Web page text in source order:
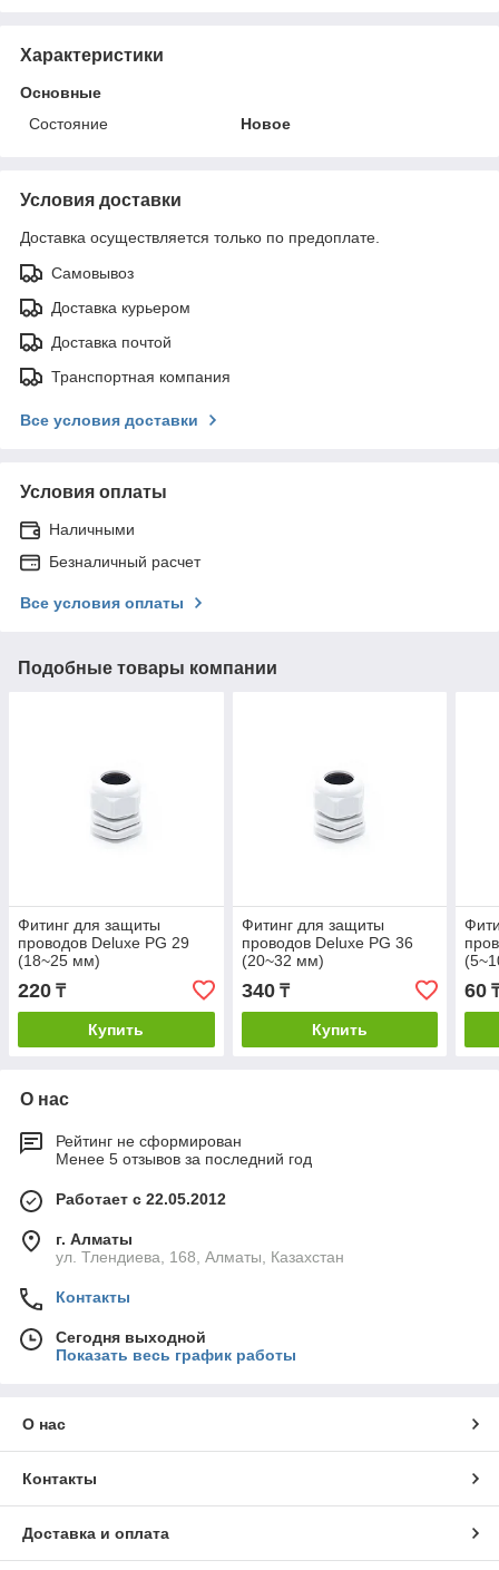
Характеристики
Основные
Состояние
Новое
Условия доставки
Доставка осуществляется только по предоплате.
Самовывоз
Доставка курьером
Доставка почтой
Транспортная компания
Все условия доставки
Условия оплаты
Наличными
Безналичный расчет
Все условия оплаты
Подобные товары компании
Фитинг для защиты
проводов Deluxe PG 29
(18~25 мм)
220 ₸
Купить
Фитинг для защиты
проводов Deluxe PG 36
(20~32 мм)
340₸
Купить
60
О нас
Рейтинг не сформирован
Менее 5 отзывов за последний год
Работает с 22.05.2012
г. Алматы
ул. Тлендиева, 168, Алматы, Казахстан
Контакты
Сегодня выходной
Показать весь график работы
О нас
Контакты
Доставка и оплата